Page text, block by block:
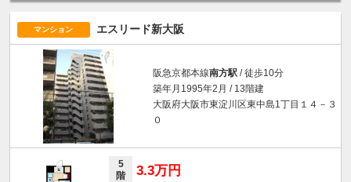
マンション エスリード新大阪
阪急京都本線南方駅 / 徒歩10分
築年月1995年2月 / 13階建
大阪府大阪市東淀川区東中島1丁目１４－３
０
5
階
3.3万円